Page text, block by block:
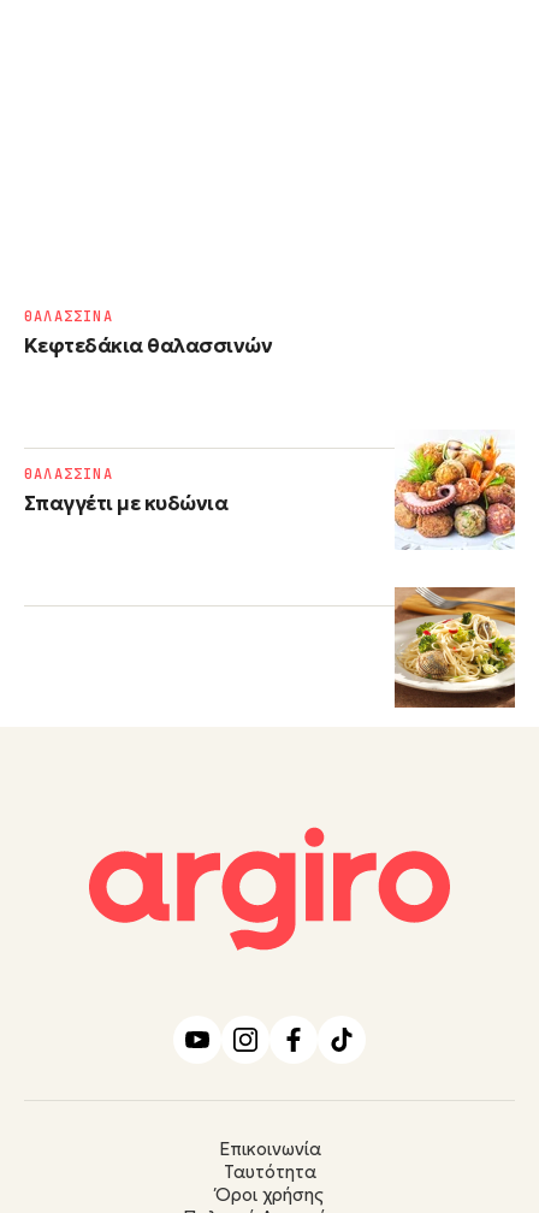
Κεφτεδάκια θαλασσινών
ΘΑΛΑΣΣΙΝΑ
Σπαγγέτι με κυδώνια
ΘΑΛΑΣΣΙΝΑ
Επικοινωνία
Ταυτότητα
Όροι χρήσης